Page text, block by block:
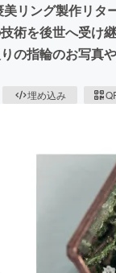
リング製作リタ
技術を後世へ受
の指輪のお写真
埋め込み